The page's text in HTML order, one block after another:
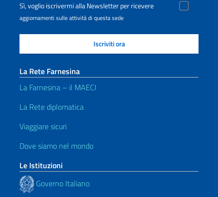
Sì, voglio iscrivermi alla Newsletter per ricevere
aggiornamenti sulle attività di questa sede
La Rete Farnesina
La Farnesina – il MAECI
La Rete diplomatica
Viaggiare sicuri
Dove siamo nel mondo
Le Istituzioni
Governo Italiano